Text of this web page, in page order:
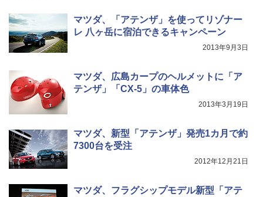
マツダ、「アテンザ」を使ってリゾナー
レ 八ヶ岳に宿泊できるキャンペーン
2013年9月3日
マツダ、広島カープのヘルメットに「ア
テンザ」「CX-5」の車体色
2013年3月19日
マツダ、新型「アテンザ」発売1カ月で約
7300台を受注
2012年12月21日
マツダ、フラグシップモデル新型「アテ